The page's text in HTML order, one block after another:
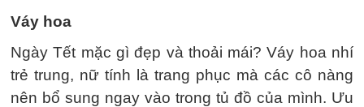
Váy hoa
Ngày Tết mặc gì đẹp và thoải mái? Váy hoa nhí
trẻ trung, nữ tính là trang phục mà các cô nàng
nên bổ sung ngay vào trong tủ đồ của mình. Ưu